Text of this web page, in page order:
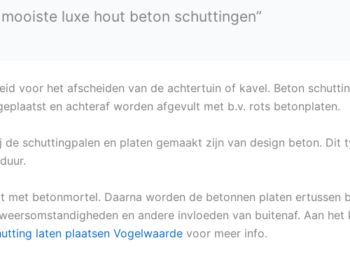
luxe hout beton schuttingen”
voor het afscheiden van de achtertuin of kavel. Beton
en achteraf worden afgevult met b.v. rots betonplaten.
schuttingpalen en platen gemaakt zijn van design beton. Dit
betonmortel. Daarna worden de betonnen platen ertussen
en andere invloeden van buitenaf. Aan
laten plaatsen Vogelwaarde voor meer info.